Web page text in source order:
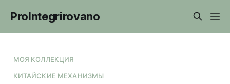
ProIntegrirovano
МОЯ КОЛЛЕКЦИЯ
КИТАЙСКИЕ МЕХАНИЗМЫ